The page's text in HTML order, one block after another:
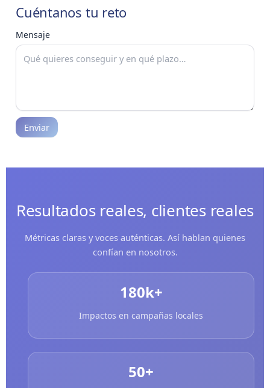
Cuéntanos tu reto
Mensaje
Enviar
Resultados reales, clientes reales
Métricas claras y voces auténticas. Así hablan quienes
confían en nosotros.
180k+
Impactos en campañas locales
50+